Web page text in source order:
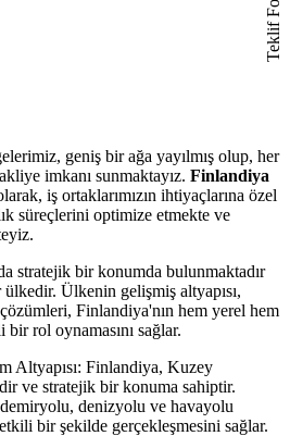
geniş bir ağa yayılmış olup, her
imkanı sunmaktayız. Finlandiya
iş ortaklarımızın ihtiyaçlarına özel
süreçlerini optimize etmekte ve
stratejik bir konumda bulunmaktadır
Ülkenin gelişmiş altyapısı,
Finlandiya'nın hem yerel hem
rol oynamasını sağlar.
Altyapısı: Finlandiya, Kuzey
ve stratejik bir konuma sahiptir.
denizyolu ve havayolu
bir şekilde gerçekleşmesini sağlar.